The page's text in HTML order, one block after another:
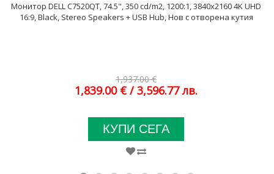
Монитор DELL C7520QT, 74.5", 350 cd/m2, 1200:1, 3840x2160 4K UHD
16:9, Black, Stereo Speakers + USB Hub, Нов с отворена кутия
1,937.00 €
1,839.00 € / 3,596.77 лв.
КУПИ СЕГА